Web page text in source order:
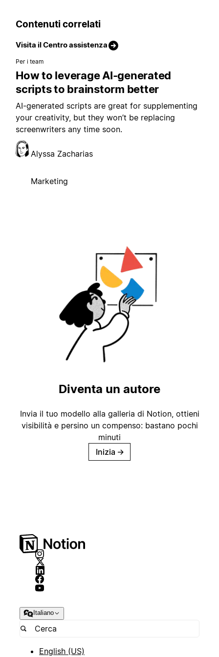
Contenuti correlati
Visita il Centro assistenza
Per i team
How to leverage AI-generated
scripts to brainstorm better
AI-generated scripts are great for supplementing
your creativity, but they won’t be replacing
screenwriters any time soon.
Alyssa Zacharias
Marketing
Diventa un autore
Invia il tuo modello alla galleria di Notion, ottieni
visibilità e persino un compenso: bastano pochi
minuti
Inizia →
Italiano
English (US)